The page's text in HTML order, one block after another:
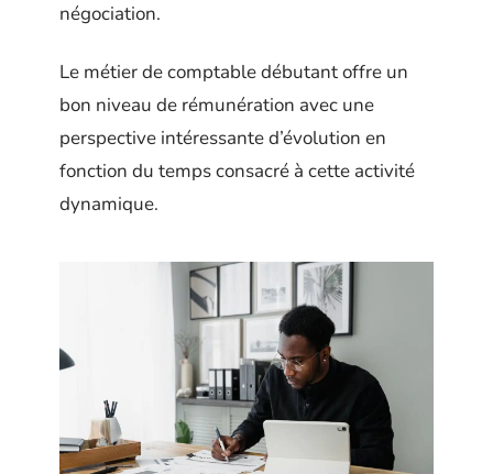
négociation.
Le métier de comptable débutant offre un
bon niveau de rémunération avec une
perspective intéressante d’évolution en
fonction du temps consacré à cette activité
dynamique.